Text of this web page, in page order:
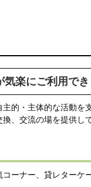
気楽にご利用で
的・主体的な活動を
、交流の場を提供し
ーナー、貸レターケ